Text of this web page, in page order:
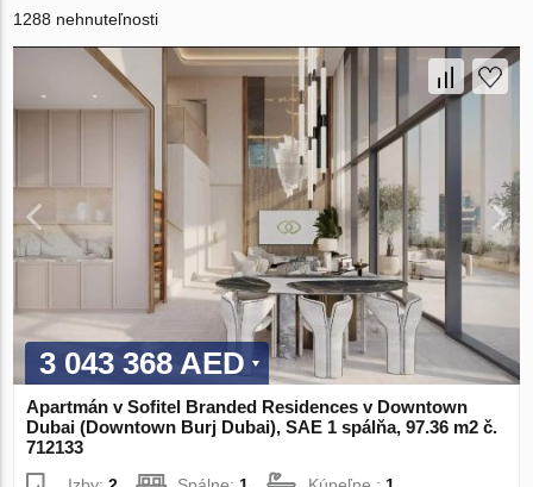
1288 nehnuteľnosti
3 043 368 AED
Apartmán v Sofitel Branded Residences v Downtown
Dubai (Downtown Burj Dubai), SAE 1 spálňa, 97.36 m2 č.
712133